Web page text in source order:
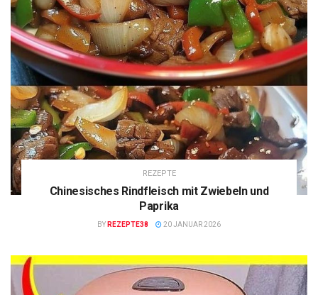
REZEPTE
Chinesisches Rindfleisch mit Zwiebeln und
Paprika
BY REZEPTE38 20 JANUAR 2026